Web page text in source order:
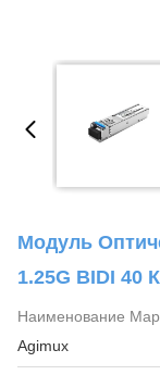
Модуль
1.25G BIDI 40
Наименование
Agimux